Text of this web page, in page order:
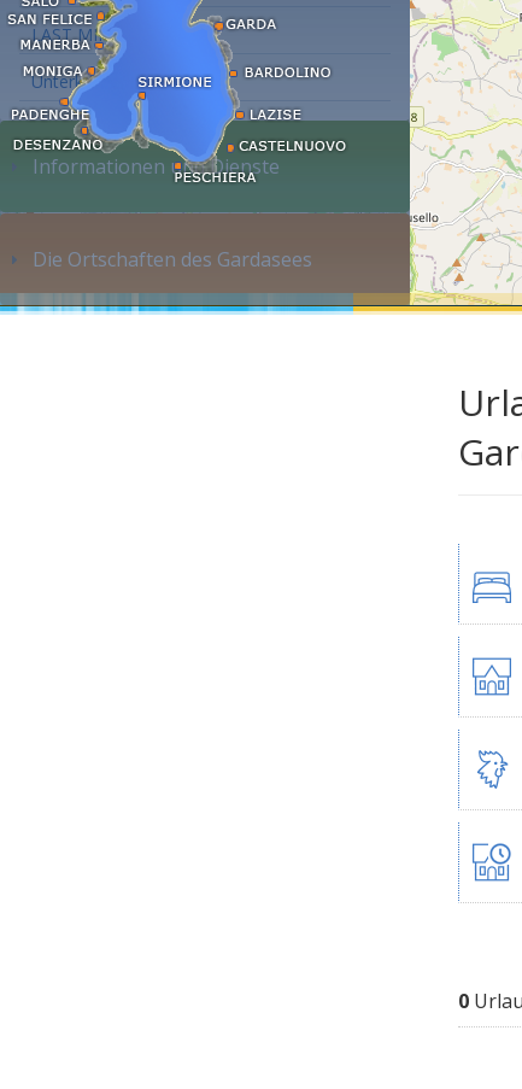
LAST MINUTE
Unterkunft suchen...
Informationen und Dienste
Die Ortschaften des Gardasees
0